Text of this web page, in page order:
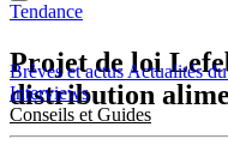
Brèves et actus Actualités
Interviews
Conseils et Guides
Tendance
Projet de loi
distribution